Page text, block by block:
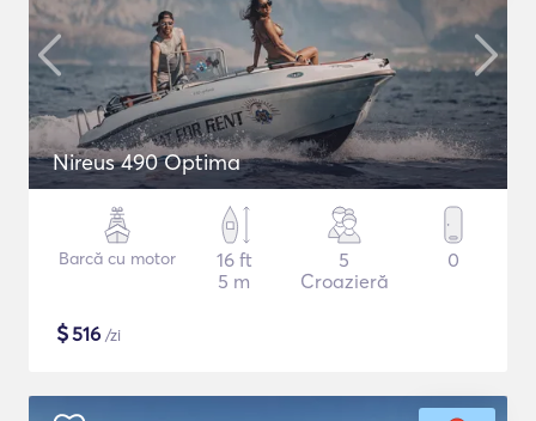
Nireus 490 Optima
Barcă cu motor
16 ft
5 m
5
Croazieră
0
$516 /zi